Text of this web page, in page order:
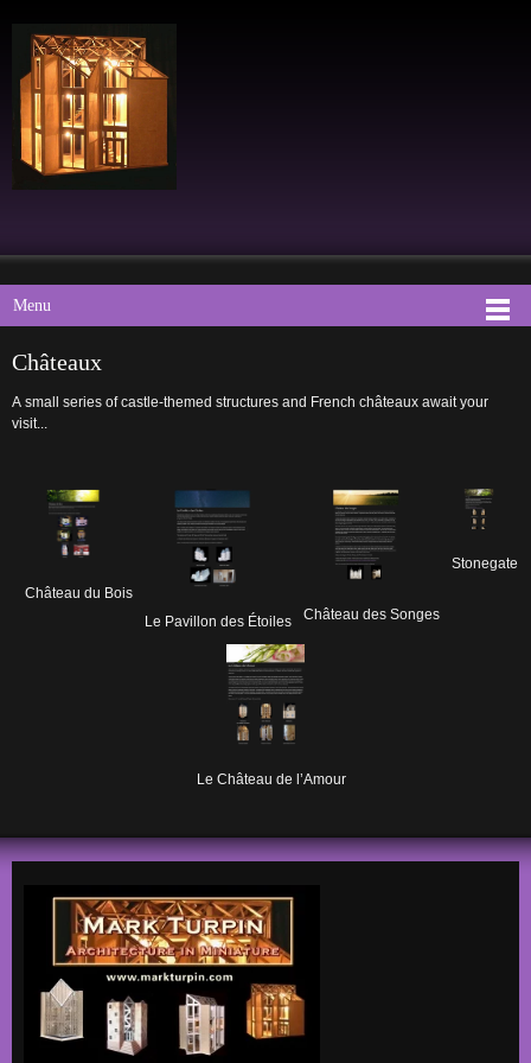
Menu
Châteaux
A small series of castle-themed structures and French châteaux await your
visit...
Château du Bois
Le Pavillon des Étoiles
Château des Songes
Stonegate
Le Château de l’Amour